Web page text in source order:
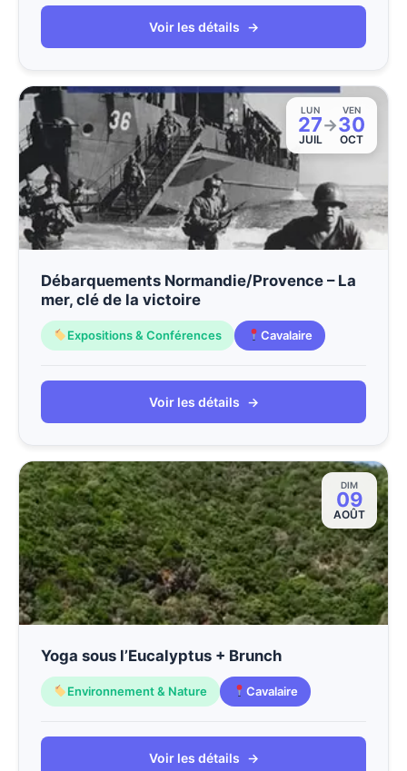
Voir les détails →
LUN
27
JUIL
→
VEN
30
OCT
Débarquements Normandie/Provence – La
mer, clé de la victoire
Expositions & Conférences Cavalaire
Voir les détails →
DIM
09
AOÛT
Yoga sous l’Eucalyptus + Brunch
Environnement & Nature Cavalaire
Voir les détails →